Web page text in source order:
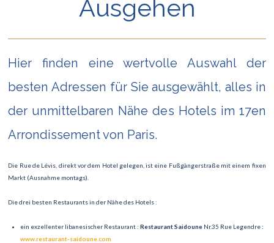
Ausgehen
Hier finden eine wertvolle Auswahl der
besten Adressen für Sie ausgewählt, alles in
der unmittelbaren Nähe des Hotels im 17en
Arrondissement von Paris.
Die Rue de Lévis, direkt vor dem Hotel gelegen, ist eine Fußgängerstraße mit einem fixen
Markt (Ausnahme montags).
Die drei besten Restaurants in der Nähe des Hotels :
ein exzellenter libanesischer Restaurant :Restaurant Saidoune Nr.35 Rue Legendre:
www.restaurant-saidoune.com